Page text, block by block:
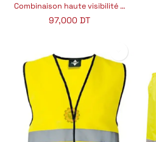
Combinaison haute visibilité orange
97,000DT